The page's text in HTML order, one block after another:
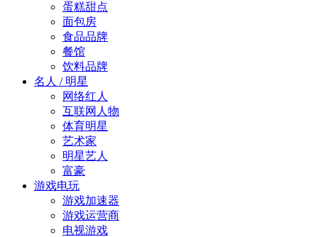
蛋糕甜点
面包房
食品品牌
餐馆
饮料品牌
名人 / 明星
网络红人
互联网人物
体育明星
艺术家
明星艺人
富豪
游戏电玩
游戏加速器
游戏运营商
电视游戏